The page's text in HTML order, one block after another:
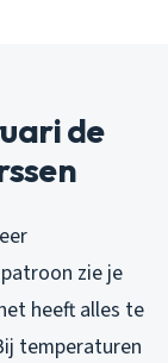
de
zie je
heeft alles te
temperaturen